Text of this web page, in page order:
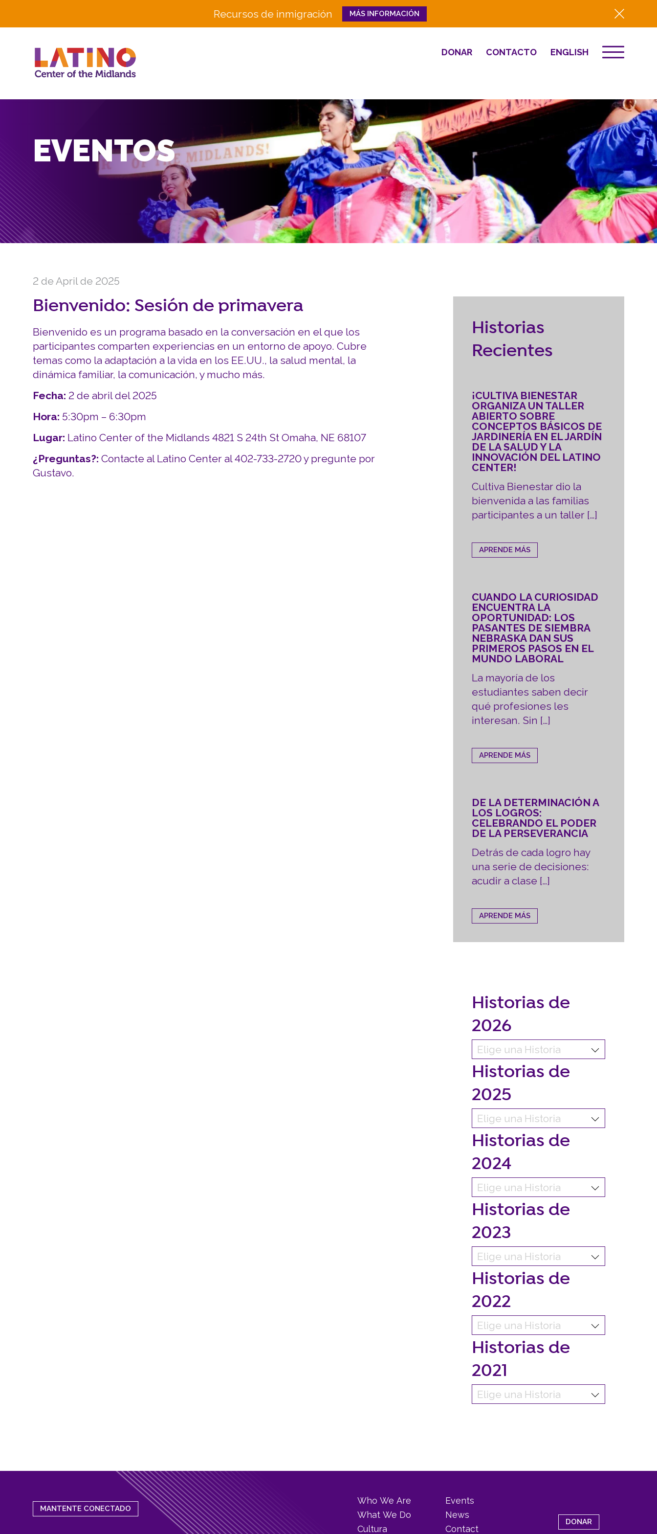
Recursos de inmigración MÁS INFORMACIÓN
Close
DONAR CONTACTO ENGLISH
SOMOS
Equipo
Historia
Educación e Innovación
en la Fuerza Laboral
Senderos Hacia el Éxito
Bienestar Familiar y Comunitario
CULTURA
INVOLUCRARSE
Carreras y Pasantías
Destino 2026
NOTICIAS
Prensa
Resumen del año
Renovación y
Reubicación
CONTACTO
DONAR
EVENTOS
2 de April de 2025
Bienvenido: Sesión de primavera
Bienvenido es un programa basado en la conversación en el que los
participantes comparten experiencias en un entorno de apoyo. Cubre
temas como la adaptación a la vida en los EE.UU., la salud mental, la
dinámica familiar, la comunicación, y mucho más.
Fecha: 2 de abril del 2025
Hora: 5:30pm – 6:30pm
Lugar: Latino Center of the Midlands 4821 S 24th St Omaha, NE 68107
¿Preguntas?: Contacte al Latino Center al 402-733-2720 y pregunte por
Gustavo.
Historias
Recientes
¡CULTIVA BIENESTAR
ORGANIZA UN TALLER
ABIERTO SOBRE
CONCEPTOS BÁSICOS DE
JARDINERÍA EN EL JARDÍN
DE LA SALUD Y LA
INNOVACIÓN DEL LATINO
CENTER!
Cultiva Bienestar dio la
bienvenida a las familias
participantes a un taller […]
APRENDE MÁS
CUANDO LA CURIOSIDAD
ENCUENTRA LA
OPORTUNIDAD: LOS
PASANTES DE SIEMBRA
NEBRASKA DAN SUS
PRIMEROS PASOS EN EL
MUNDO LABORAL
La mayoría de los
estudiantes saben decir
qué profesiones les
interesan. Sin […]
APRENDE MÁS
DE LA DETERMINACIÓN A
LOS LOGROS:
CELEBRANDO EL PODER
DE LA PERSEVERANCIA
Detrás de cada logro hay
una serie de decisiones:
acudir a clase […]
APRENDE MÁS
Historias de
2026
Historias de
2025
Historias de
2024
Historias de
2023
Historias de
2022
Historias de
2021
MANTENTE CONECTADO
Who We Are
What We Do
Cultura
Events
News
Contact
DONAR